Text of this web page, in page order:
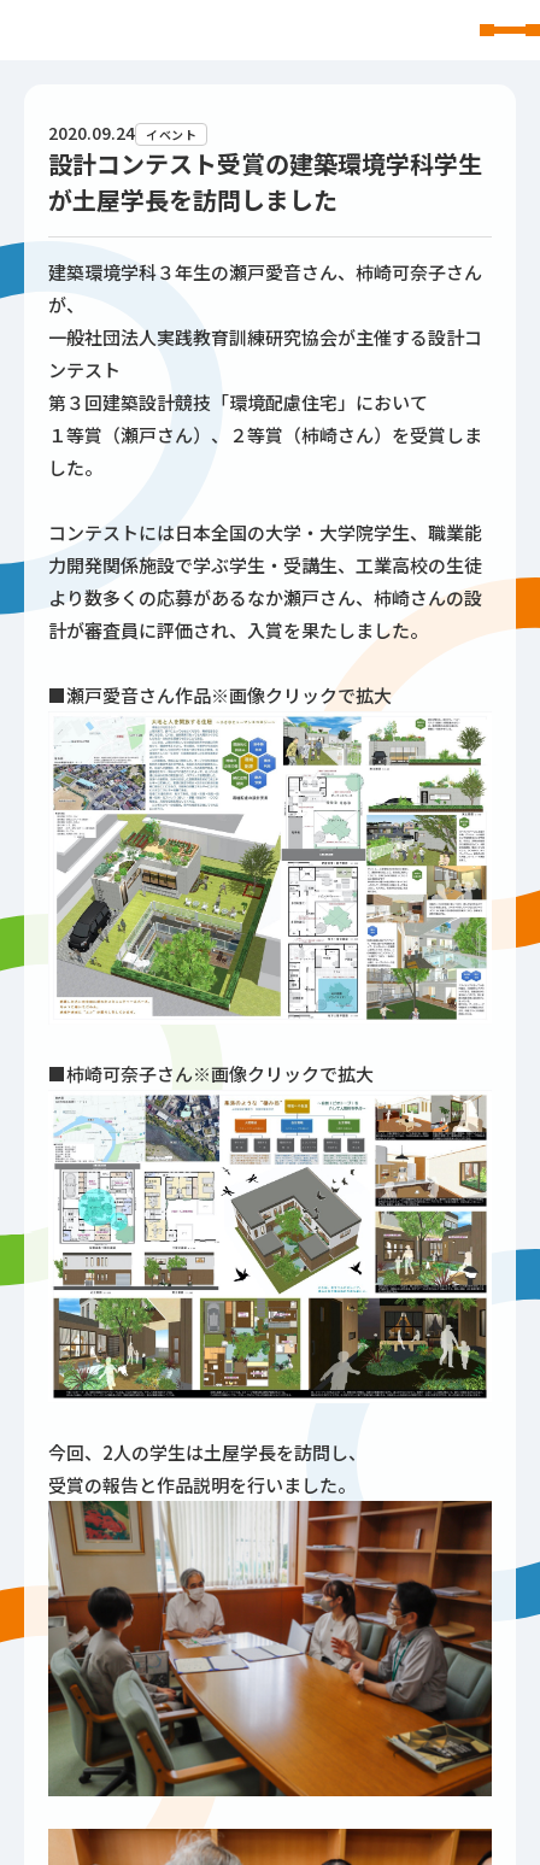
2020.09.24 イベント
設計コンテスト受賞の建築環境学科学生
が土屋学長を訪問しました
建築環境学科３年生の瀬戸愛音さん、柿崎可奈子さん
が、
一般社団法人実践教育訓練研究協会が主催する設計コ
ンテスト
第３回建築設計競技「環境配慮住宅」において
１等賞（瀬戸さん）、２等賞（柿崎さん）を受賞しま
した。
コンテストには日本全国の大学・大学院学生、職業能
力開発関係施設で学ぶ学生・受講生、工業高校の生徒
より数多くの応募があるなか瀬戸さん、柿崎さんの設
計が審査員に評価され、入賞を果たしました。
■瀬戸愛音さん作品※画像クリックで拡大
■柿崎可奈子さん※画像クリックで拡大
今回、2人の学生は土屋学長を訪問し、
受賞の報告と作品説明を行いました。